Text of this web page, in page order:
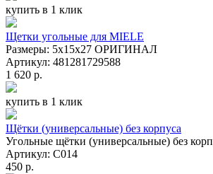
купить в 1 клик
Щетки угольные для MIELE
Размеры: 5х15х27 ОРИГИНАЛ
Артикул: 481281729588
1 620 р.
купить в 1 клик
Щётки (универсальные) без корпуса
Угольные щётки (универсальные) без
Артикул: C014
450 р.